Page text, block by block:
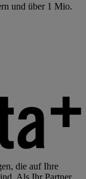
und über 1 Mio.
die auf Ihre
Als Ihr Partner